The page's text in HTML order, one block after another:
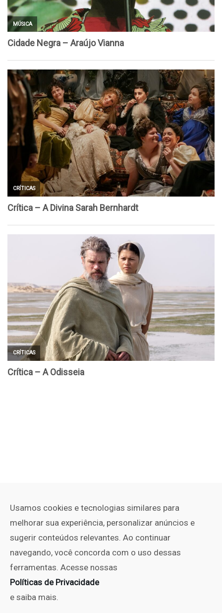
Usamos cookies e tecnologias similares para
melhorar sua experiência, personalizar anúncios e
sugerir conteúdos relevantes. Ao continuar
navegando, você concorda com o uso dessas
ferramentas. Acesse nossas
Políticas de Privacidade
e saiba mais.